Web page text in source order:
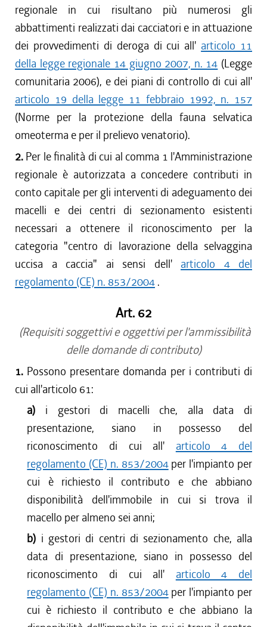
regionale in cui risultano più numerosi gli
abbattimenti realizzati dai cacciatori e in attuazione
dei provvedimenti di deroga di cui all' articolo 11
della legge regionale 14 giugno 2007, n. 14 (Legge
comunitaria 2006), e dei piani di controllo di cui all'
articolo 19 della legge 11 febbraio 1992, n. 157
(Norme per la protezione della fauna selvatica
omeoterma e per il prelievo venatorio).
2. Per le finalità di cui al comma 1 l'Amministrazione
regionale è autorizzata a concedere contributi in
conto capitale per gli interventi di adeguamento dei
macelli e dei centri di sezionamento esistenti
necessari a ottenere il riconoscimento per la
categoria "centro di lavorazione della selvaggina
uccisa a caccia" ai sensi dell' articolo 4 del
regolamento (CE) n. 853/2004 .
Art. 62
(Requisiti soggettivi e oggettivi per l'ammissibilità
delle domande di contributo)
1. Possono presentare domanda per i contributi di
cui all'articolo 61:
a) i gestori di macelli che, alla data di
presentazione, siano in possesso del
riconoscimento di cui all' articolo 4 del
regolamento (CE) n. 853/2004per l'impianto per
cui è richiesto il contributo e che abbiano
disponibilità dell'immobile in cui si trova il
macello per almeno sei anni;
b) i gestori di centri di sezionamento che, alla
data di presentazione, siano in possesso del
riconoscimento di cui all' articolo 4 del
regolamento (CE) n. 853/2004per l'impianto per
cui è richiesto il contributo e che abbiano la